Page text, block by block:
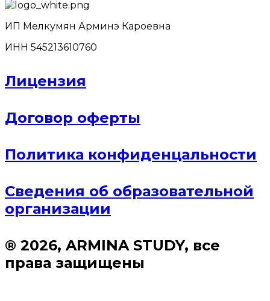
ИП Мелкумян Арминэ Кароевна
ИНН 545213610760
Лицензия
Договор оферты
Политика конфиденцальности
Сведения об образовательной
организации
® 2026, ARMINA STUDY, все
права защищены